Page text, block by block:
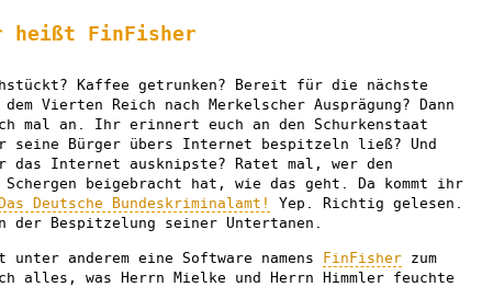
heißt FinFisher
Kaffee getrunken? Bereit für die nächste
dem Vierten Reich nach Merkelscher Ausprägung? Dann
mal an. Ihr erinnert euch an den Schurkenstaat
seine Bürger übers Internet bespitzeln ließ? Und
das Internet ausknipste? Ratet mal, wer den
Schergen beigebracht hat, wie das geht. Da kommt ihr
Das Deutsche Bundeskriminalamt!
Yep. Richtig gelesen.
der Bespitzelung seiner Untertanen.
unter anderem eine Software namens FinFisher zum
alles, was Herrn Mielke und Herrn Himmler feuchte